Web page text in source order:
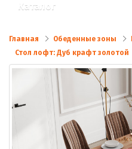
Каталог
Главная Обеденные зоны
Стол лофт: Дуб крафт золотой